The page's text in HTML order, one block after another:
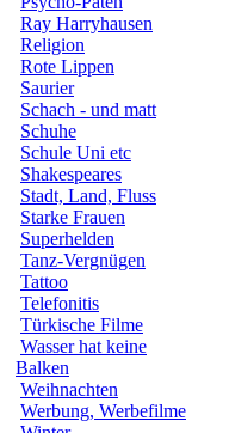
Ray Harryhausen
Religion
Rote Lippen
Saurier
Schach - und matt
Schuhe
Schule Uni etc
Shakespeares
Stadt, Land, Fluss
Starke Frauen
Superhelden
Tanz-Vergnügen
Tattoo
Telefonitis
Türkische Filme
Wasser hat keine
Balken
Weihnachten
Werbung, Werbefilme